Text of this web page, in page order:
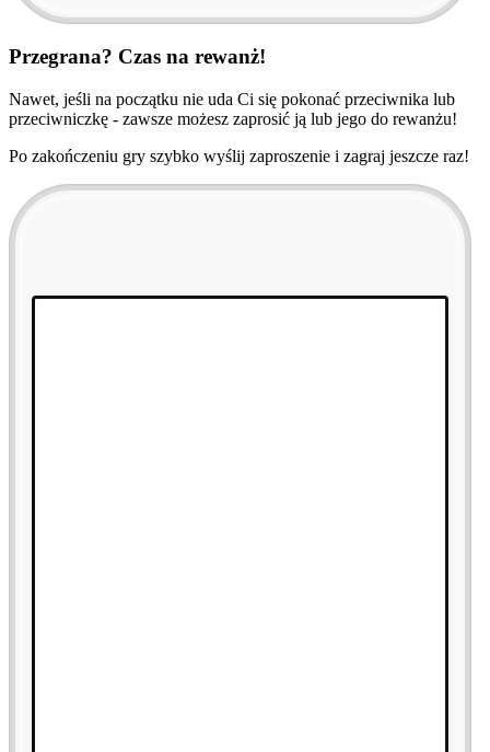
Przegrana? Czas na rewanż!
Nawet, jeśli na początku nie uda Ci się pokonać przeciwnika lub
przeciwniczkę - zawsze możesz zaprosić ją lub jego do rewanżu!
Po zakończeniu gry szybko wyślij zaproszenie i zagraj jeszcze raz!